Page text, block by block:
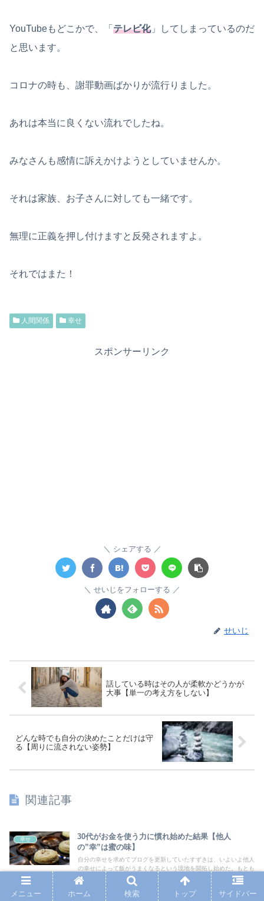
YouTubeもどこかで、「 テレビ化」してしまっているのだ
と思います。
コロナの時も、謝罪動画ばかりが流行りました。
あれは本当に良くない流れでしたね。
みなさんも感情に訴えかけようとしていませんか。
それは家族、お子さんに対しても一緒です。
無理に正義を押し付けますと反発されますよ。
それではまた！
人間関係 幸せ
スポンサーリンク
シェアする
せいじをフォローする
せいじ
話している時はその人が柔軟かどうかが
大事【単一の考え方をしない】
どんな時でも自分の決めたことだけは守
る【周りに流されない姿勢】
関連記事
幸せ
30代がお金を使う力に慣れ始めた結果【他人
の”幸”は蜜の味】
自分の幸せを求めてブログを更新していたすずきは、いよいよ他人
の幸せによって飯がうまくなるという境地を開拓し始めた。もとも
とお土産やプレゼントは好きであったが、意識して行なうことによ
って旅に厚みが増すことが研究で明らかになった。今後はご当地の
ものをリサーチするという楽しさが、すずきの旅の仲間に加わりそ
メニュー ホーム 検索 トップ サイドバー